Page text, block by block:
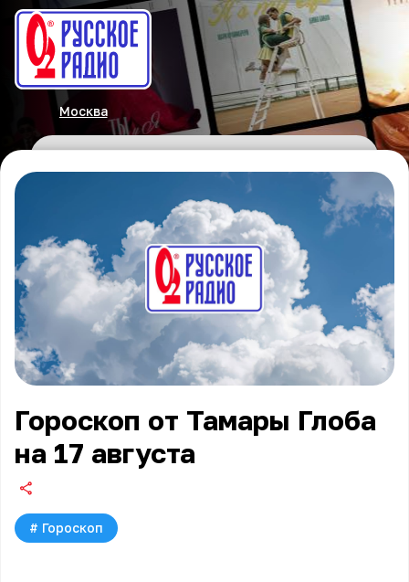
Москва
Гороскоп от Тамары Глоба
на 17 августа
# Гороскоп